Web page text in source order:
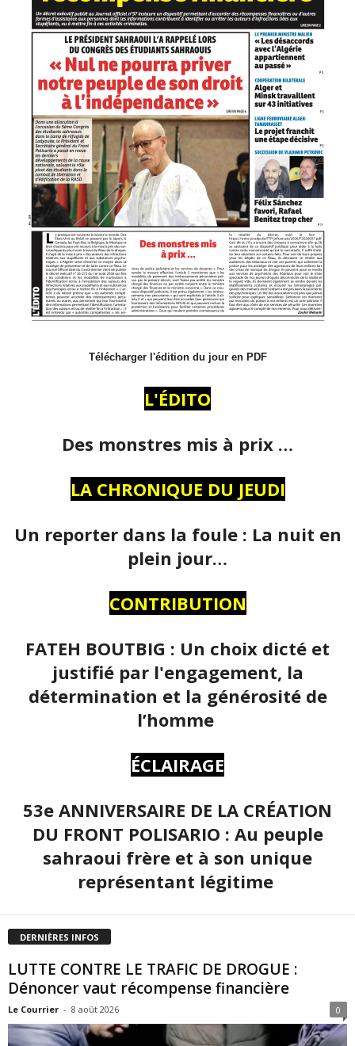
Télécharger l'édition du jour en PDF
L'ÉDITO
Des monstres mis à prix …
LA CHRONIQUE DU JEUDI
Un reporter dans la foule : La nuit en
plein jour…
CONTRIBUTION
FATEH BOUTBIG : Un choix dicté et
justifié par l'engagement, la
détermination et la générosité de
l’homme
ÉCLAIRAGE
53e ANNIVERSAIRE DE LA CRÉATION
DU FRONT POLISARIO : Au peuple
sahraoui frère et à son unique
représentant légitime
DERNIÈRES INFOS
LUTTE CONTRE LE TRAFIC DE DROGUE :
Dénoncer vaut récompense financière
Le Courrier - 8 août 2026 0